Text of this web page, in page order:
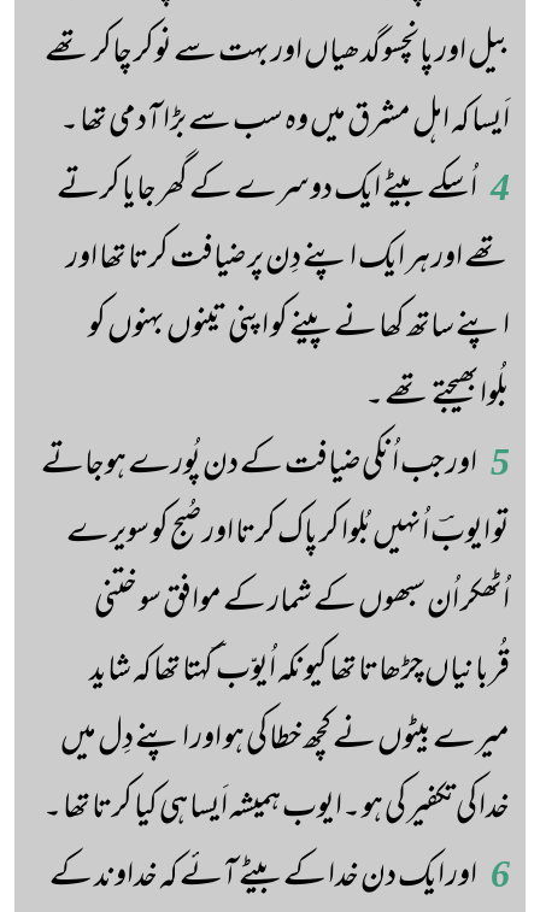
بیل اور پانچسو گدھیاں اور بہت سے نوکر چاکر تھے
اَیسا کہ اہل مشرق میں وہ سب سے بڑا آدمی تھا ۔
اُسکے بیٹے ایک دوسرے کے گھر جایا کرتے
تھے اور ہر ایک اپنے دِن پر ضیافت کرتا تھا اور
اپنے ساتھ کھا نے پینے کو اپنی تینوں بہنوں کو
بلُوابھیجتے تھے ۔
اور جب اُنکی ضیافت کے دن پُورے ہوجاتے
تو ایوبؔ اُنہیں بُلوا کر پاک کرتا اور صُبح کو سویرے
اُٹھکر اُن سبھوں کے شمار کے موافق سو ختنی
قُربانیاں چڑھاتا تھا کیونکہ اُیوّب ؔ کہتا تھا کہ شاید
میرے بیٹوں نے کچھ خطا کی ہو اور اپنے دِل میں
خدا کی تکفیر کی ہو ۔ایوب ہمیشہ اَیسا ہی کیا کرتا تھا ۔
اور ایک دن خدا کے بیٹے آئے کہ خداوند کے